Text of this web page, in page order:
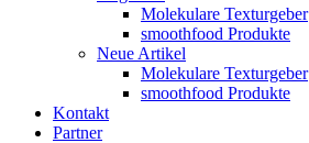
Molekulare Texturgeber
smoothfood Produkte
Neue Artikel
Molekulare Texturgeber
smoothfood Produkte
Kontakt
Partner